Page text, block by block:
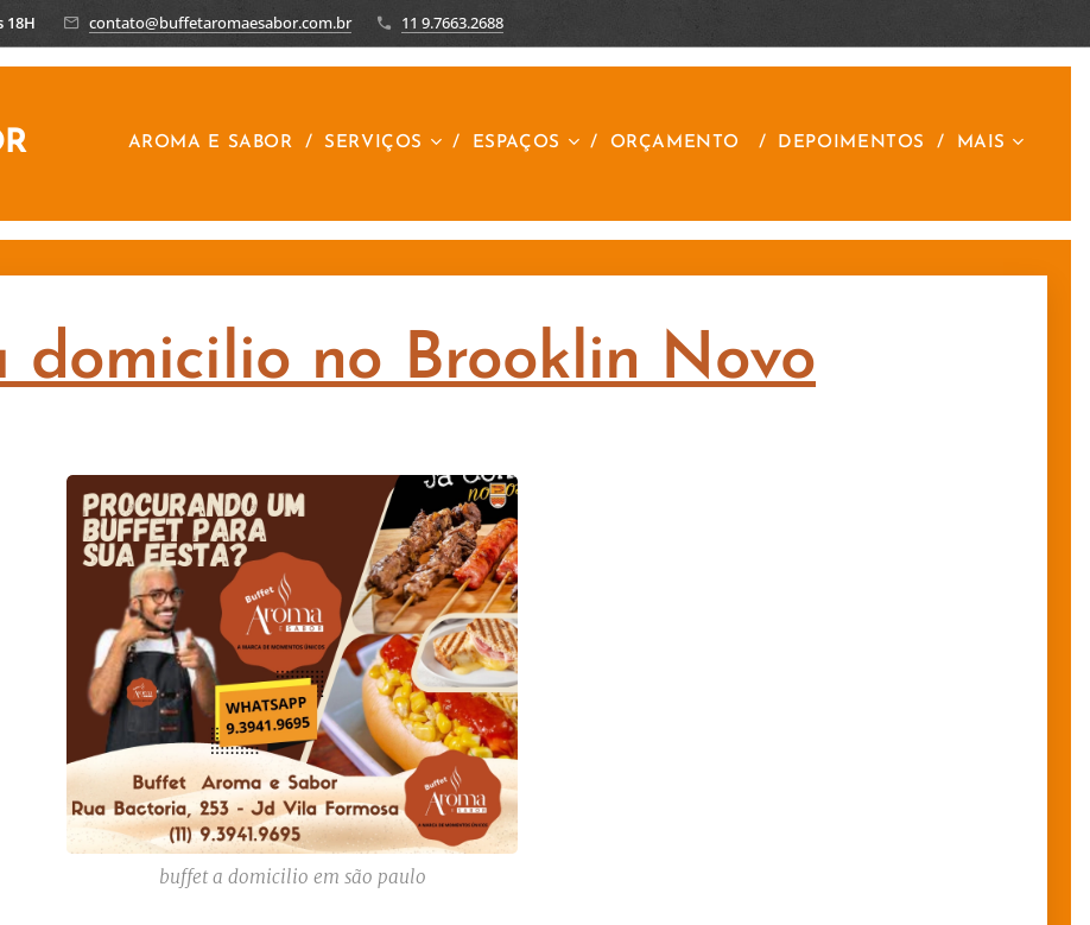
18H contato@buffetaromaesabor.com.br 11 9.7663.2688
AROMA E SABOR SERVIÇOS ESPAÇOS ORÇAMENTO DEPOIMENTOS MAIS
domicilio no Brooklin Novo
buffet a domicilio em são paulo